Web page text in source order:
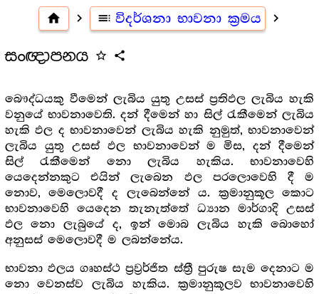
home navigate_next toc විදර්ශනා භාවනා ක්‍රමය navigate_next
සංඥාපනය star_outline share
බෞද්ධයකු වීමෙන් ලැබිය යුතු උසස් ප්‍රතිඵල ලැබිය හැකි
වනුයේ භාවනාවෙති. දන් දීමෙන් හා සිල් රැකීමෙන් ලැබිය
හැකි ඵල ද භාවනාවෙන් ලැබිය හැකි නුමුත්, භාවනාවෙන්
ලැබිය යුතු උසස් ඵල භාවනාවෙන් ම මිස, දන් දීමෙන්
සිල් රැකීමෙන් නො ලැබිය හැකිය. භාවනාවෙහි
යෙදෙන්නකුට එයින් ලැබෙන ඵල පරලොවෙහි දී ම
නොව, මෙලොවදී ද ලැබෙන්නේ ය. ක්‍රමානුකූල කොට
භාවනාවෙහි යෙදෙන තැනැත්තේ ධ්‍යාන මාර්ගාදි උසස්
ඵල නො ලැබුයේ ද, ඉන් මොබ ලැබිය හැකි බොහෝ
අනුසස් මෙලොවදී ම ලබන්නේය.
භාවනා ඵලය ගෘහස්ථ ප්‍රව්‍රර්ජිත ස්ත්‍රී පුරුෂ සැම දෙනාට ම
නො වෙනස්ව ලැබිය හැකිය. ක්‍රමානුකූලව භාවනාවෙහි